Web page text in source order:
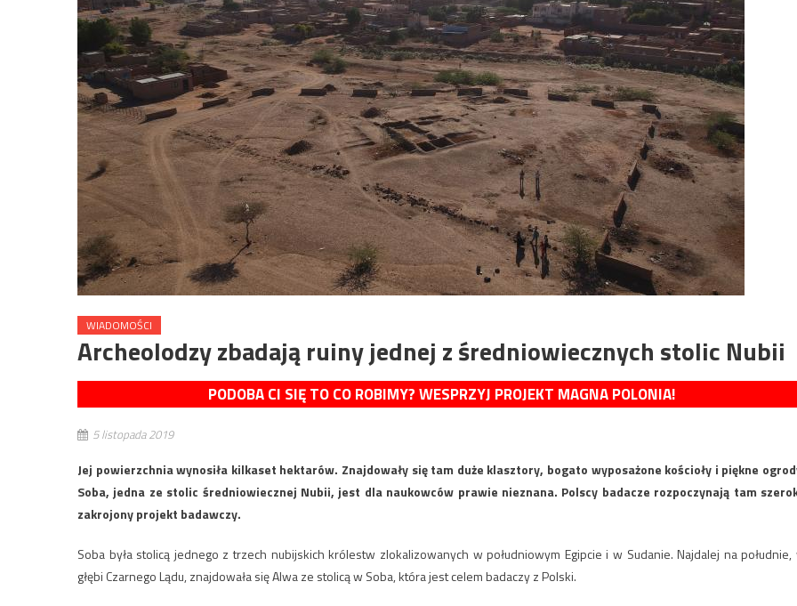
WIADOMOŚCI
Archeolodzy zbadają ruiny jednej z średniowiecznych stolic Nubii
PODOBA CI SIĘ TO CO ROBIMY? WESPRZYJ PROJEKT MAGNA POLONIA!
5 listopada 2019
Jej powierzchnia wynosiła kilkaset hektarów. Znajdowały się tam duże klasztory, bogato wyposażone kościoły i piękne
Soba, jedna ze stolic średniowiecznej Nubii, jest dla naukowców prawie nieznana. Polscy badacze rozpoczynają tam
zakrojony projekt badawczy.
Soba była stolicą jednego z trzech nubijskich królestw zlokalizowanych w południowym Egipcie i w Sudanie. Najdalej na południe,
głębi Czarnego Lądu, znajdowała się Alwa ze stolicą w Soba, która jest celem badaczy z Polski.